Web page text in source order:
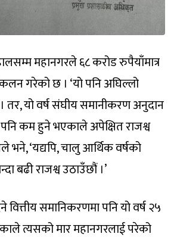
महानगरले ६८ करोड रुपैयाँमात्र
गरेको छ । ‘यो पनि अघिल्लो
तर, यो वर्ष संघीय समानीकरण अनुदान
पनि कम हुने भएकाले अपेक्षित राजश्व
भने, ‘यद्यपि, चालु आर्थिक वर्षको
बढी राजश्व उठाउँछौं ।’
समानिकरणमा पनि यो वर्ष २५
त्यसको मार महानगरलाई परेको